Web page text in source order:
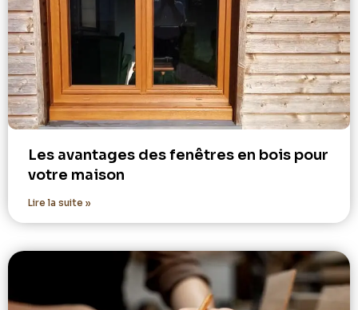
Les avantages des fenêtres en bois pour
votre maison
Lire la suite »